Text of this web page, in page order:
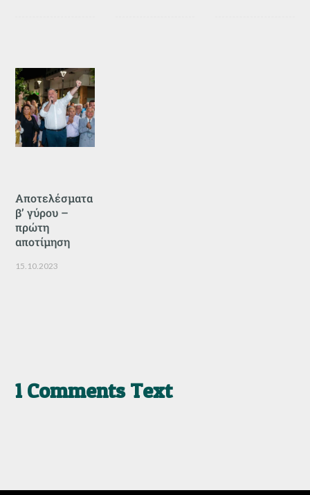
Αποτελέσματα
β’ γύρου –
πρώτη
αποτίμηση
15.10.2023
1 Comments Text